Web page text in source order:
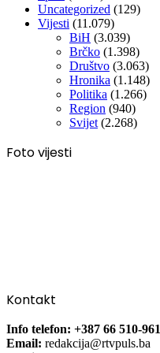
Uncategorized (129)
Vijesti (11.079)
BiH (3.039)
Brčko (1.398)
Društvo (3.063)
Hronika (1.148)
Politika (1.266)
Region (940)
Svijet (2.268)
Foto vijesti
Kontakt
Info telefon: +387 66 510-961
Email: redakcija@rtvpuls.ba